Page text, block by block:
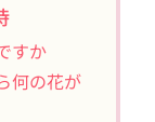
すか
何の花が